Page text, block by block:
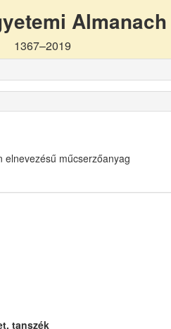
Almanach
1367–2019
műcserzőanyag
tanszék